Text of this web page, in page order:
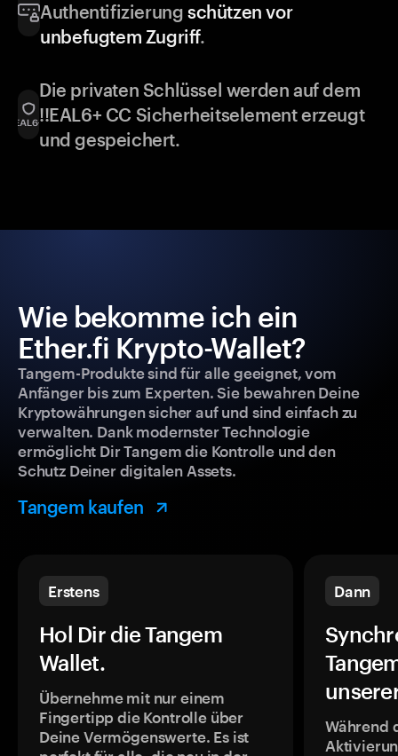
Authentifizierung schützen vor
unbefugtem Zugriff.
Die privaten Schlüssel werden auf dem
!!EAL6+ CC Sicherheitselement erzeugt
und gespeichert.
Wie bekomme ich ein
Ether.fi Krypto-Wallet?
Tangem-Produkte sind für alle geeignet, vom
Anfänger bis zum Experten. Sie bewahren Deine
Kryptowährungen sicher auf und sind einfach zu
verwalten. Dank modernster Technologie
ermöglicht Dir Tangem die Kontrolle und den
Schutz Deiner digitalen Assets.
Tangem kaufen
Erstens
Hol Dir die Tangem
Wallet.
Übernehme mit nur einem
Fingertipp die Kontrolle über
Deine Vermögenswerte. Es ist
Dann
Während